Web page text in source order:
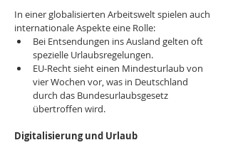
In einer globalisierten Arbeitswelt spielen auch
internationale Aspekte eine Rolle:
Bei Entsendungen ins Ausland gelten oft
spezielle Urlaubsregelungen.
EU-Recht sieht einen Mindesturlaub von
vier Wochen vor, was in Deutschland
durch das Bundesurlaubsgesetz
übertroffen wird.
Digitalisierung und Urlaub